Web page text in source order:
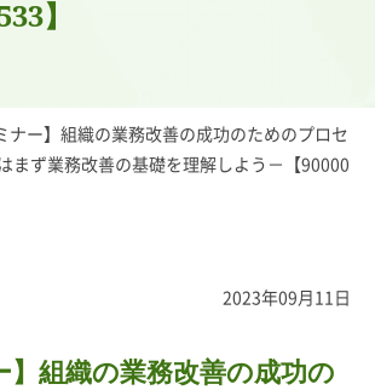
】
ナー】組織の業務改善の成功のためのプロセ
まず業務改善の基礎を理解しよう－【90000
2023年09月11日
】組織の業務改善の成功の